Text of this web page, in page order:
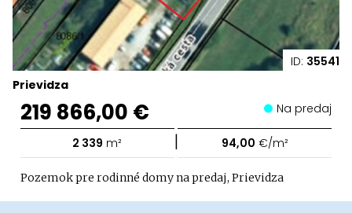
ID: 35541
Prievidza
219 866,00 € Na predaj
2 339 m² | 94,00 €/m²
Pozemok pre rodinné domy na predaj, Prievidza